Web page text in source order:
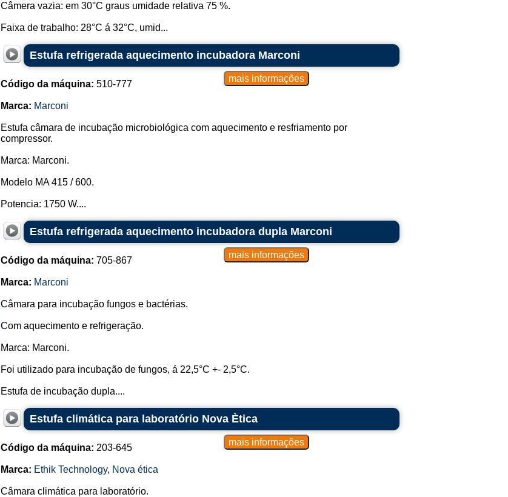
Câmera vazia: em 30°C graus umidade relativa 75 %.
Faixa de trabalho: 28°C á 32°C, umid...
Estufa refrigerada aquecimento incubadora Marconi
Código da máquina: 510-777
Marca: Marconi
Estufa câmara de incubação microbiológica com aquecimento e resfriamento por
compressor.
Marca: Marconi.
Modelo MA 415 / 600.
Potencia: 1750 W....
Estufa refrigerada aquecimento incubadora dupla Marconi
Código da máquina: 705-867
Marca: Marconi
Câmara para incubação fungos e bactérias.
Com aquecimento e refrigeração.
Marca: Marconi.
Foi utilizado para incubação de fungos, á 22,5°C +- 2,5°C.
Estufa de incubação dupla....
Estufa climática para laboratório Nova Ètica
Código da máquina: 203-645
Marca: Ethik Technology, Nova ética
Câmara climática para laboratório.